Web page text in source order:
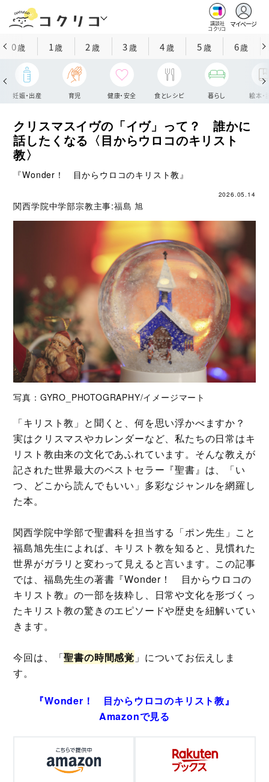
講談社
コクリコ
マイページ
0歳 1歳 2 歳 3歳 4歳 5歳 6歳
妊娠・出産 育児 健康・安全 食とレシピ 暮らし 絵本・
クリスマスイヴの「イヴ」って？ 誰かに
話したくなる〈目からウロコのキリスト
教〉
『Wonder！ 目からウロコのキリスト教』
2026.05.14
関西学院中学部宗教主事:福島 旭
写真：GYRO_PHOTOGRAPHY/イメージマート
「キリスト教」と聞くと、何を思い浮かべますか？
実はクリスマスやカレンダーなど、私たちの日常はキ
リスト教由来の文化であふれています。そんな教えが
記された世界最大のベストセラー『聖書』は、「い
つ、どこから読んでもいい」多彩なジャンルを網羅し
た本。
関西学院中学部で聖書科を担当する「ポン先生」こと
福島旭先生によれば、キリスト教を知ると、見慣れた
世界がガラリと変わって見えると言います。この記事
では、福島先生の著書『Wonder！ 目からウロコの
キリスト教』の一部を抜粋し、日常や文化を形づくっ
たキリスト教の驚きのエピソードや歴史を紐解いてい
きます。
今回は、「聖書の時間感覚 」についてお伝えしま
す。
『Wonder！ 目からウロコのキリスト教』
Amazonで見る